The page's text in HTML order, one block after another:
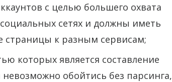
с целью большего охвата
сетях и должны иметь
страницы к разным сервисам;
которых является составление
обойтись без парсинга,